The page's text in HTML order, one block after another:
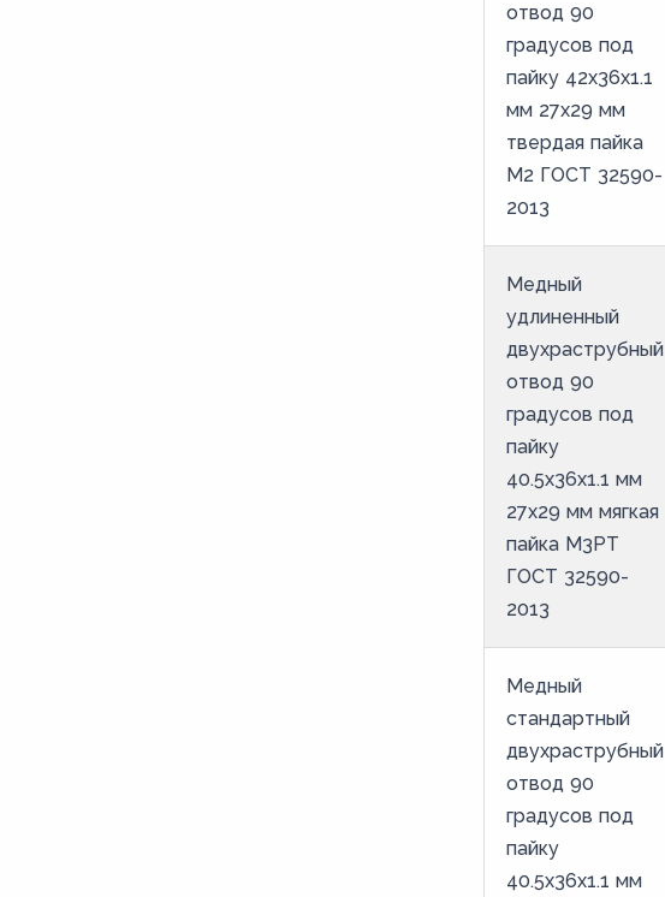
отвод 90
градусов под
пайку 42х36х1.1
мм 27х29 мм
твердая пайка
М2 ГОСТ 32590-
2013
Медный
удлиненный
двухраструбный
отвод 90
градусов под
пайку
40.5х36х1.1 мм
27х29 мм мягкая
пайка М3РТ
ГОСТ 32590-
2013
Медный
стандартный
двухраструбный
отвод 90
градусов под
пайку
40.5х36х1.1 мм